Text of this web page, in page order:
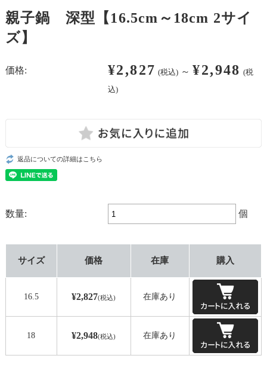
親子鍋 深型【16.5cm～18cm 2サイ
ズ】
価格: ¥2,827 (税込) ～ ¥2,948 (税
込)
返品についての詳細はこちら
数量: 個
サイズ 価格 在庫 購入
16.5 ¥2,827(税込) 在庫あり
18 ¥2,948(税込) 在庫あり